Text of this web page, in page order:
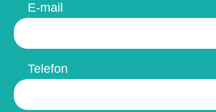
E-mail
Telefon